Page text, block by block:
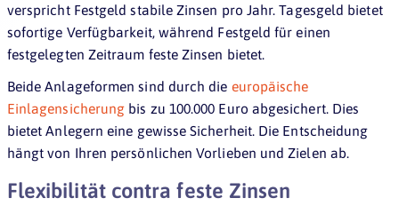
verspricht Festgeld stabile Zinsen pro Jahr. Tagesgeld bietet
sofortige Verfügbarkeit, während Festgeld für einen
festgelegten Zeitraum feste Zinsen bietet.
Beide Anlageformen sind durch die europäische
Einlagensicherung bis zu 100.000 Euro abgesichert. Dies
bietet Anlegern eine gewisse Sicherheit. Die Entscheidung
hängt von Ihren persönlichen Vorlieben und Zielen ab.
Flexibilität contra feste Zinsen